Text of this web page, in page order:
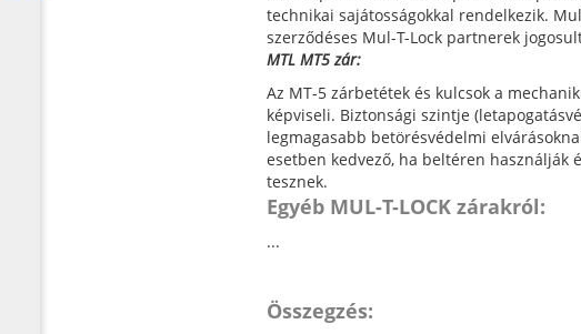
technikai sajátosságokkal rendelkezik.
szerződéses Mul-T-Lock partnerek
MTL MT5 zár:
Az MT-5 zárbetétek és kulcsok a
képviseli. Biztonsági szintje
legmagasabb betörésvédelmi
esetben kedvező, ha beltéren használják
tesznek.
Egyéb MUL-T-LOCK zárakról:
...
Összegzés: